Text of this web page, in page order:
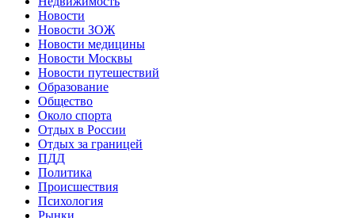
Новости
Новости ЗОЖ
Новости медицины
Новости Москвы
Новости путешествий
Образование
Общество
Около спорта
Отдых в России
Отдых за границей
ПДД
Политика
Происшествия
Психология
Рынки